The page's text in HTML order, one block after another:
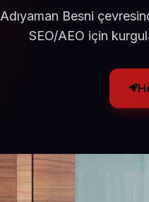
Adıyaman Besni
SEO/AEO için